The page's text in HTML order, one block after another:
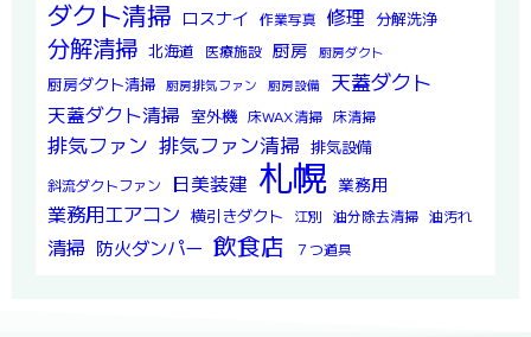
ダクト清掃 ロスナイ 作業写真 修理 分解洗浄
分解清掃 北海道 医療施設 厨房 厨房ダクト
厨房ダクト清掃 厨房排気ファン 厨房設備 天蓋ダクト
天蓋ダクト清掃 室外機 床WAX清掃 床清掃
排気ファン 排気ファン清掃 排気設備
斜流ダクトファン 日美装建 札幌 業務用
業務用エアコン 横引きダクト 江別 油分除去清掃 油汚れ
清掃 防火ダンパー 飲食店 ７つ道具